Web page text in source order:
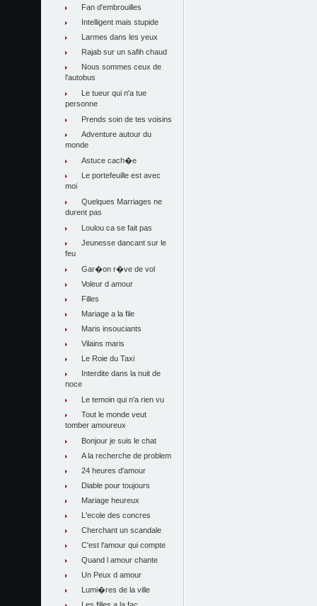
Fan d'embrouilles
Intelligent mais stupide
Larmes dans les yeux
Rajab sur un safih chaud
Nous sommes ceux de
l'autobus
Le tueur qui n'a tue
personne
Prends soin de tes voisins
Adventure autour du
monde
Astuce cach�e
Le portefeuille est avec
moi
Quelques Marriages ne
durent pas
Loulou ca se fait pas
Jeunesse dancant sur le
feu
Gar�on r�ve de vol
Voleur d amour
Filles
Mariage a la file
Maris insouciants
Vilains maris
Le Roie du Taxi
Interdite dans la nuit de
noce
Le temoin qui n'a rien vu
Tout le monde veut
tomber amoureux
Bonjour je suis le chat
A la recherche de problem
24 heures d'amour
Diable pour toujours
Mariage heureux
L'ecole des concres
Cherchant un scandale
C'est l'amour qui compte
Quand l amour chante
Un Peux d amour
Lumi�res de la ville